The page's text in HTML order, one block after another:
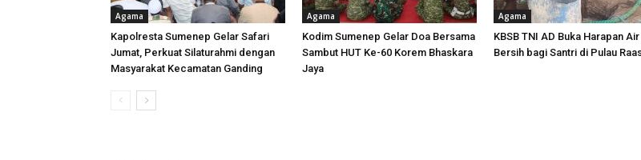
Agama
Kapolresta Sumenep Gelar Safari
Jumat, Perkuat Silaturahmi dengan
Masyarakat Kecamatan Ganding
Agama
Kodim Sumenep Gelar Doa Bersama
Sambut HUT Ke-60 Korem Bhaskara
Jaya
Agama
KBSB TNI AD Buka Harapan Air
Bersih bagi Santri di Pulau